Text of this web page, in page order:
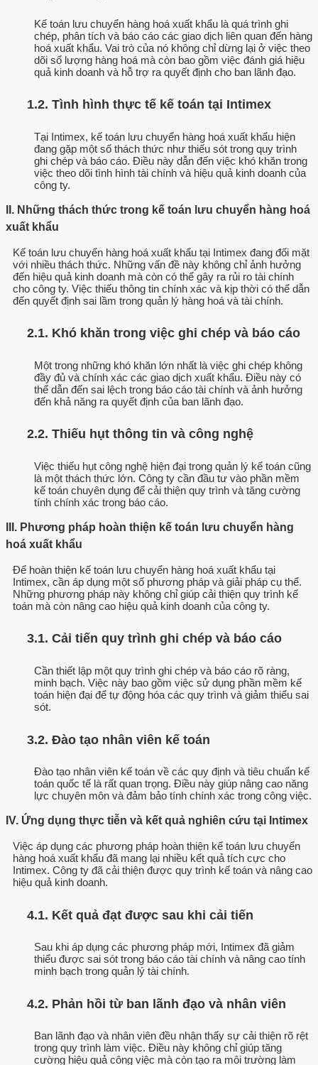
Kế toán lưu chuyển hàng hoá xuất khẩu là quá trình ghi
chép, phân tích và báo cáo các giao dịch liên quan đến hàng
hoá xuất khẩu. Vai trò của nó không chỉ dừng lại ở việc theo
dõi số lượng hàng hoá mà còn bao gồm việc đánh giá hiệu
quả kinh doanh và hỗ trợ ra quyết định cho ban lãnh đạo.
1.2. Tình hình thực tế kế toán tại Intimex
Tại Intimex, kế toán lưu chuyển hàng hoá xuất khẩu hiện
đang gặp một số thách thức như thiếu sót trong quy trình
ghi chép và báo cáo. Điều này dẫn đến việc khó khăn trong
việc theo dõi tình hình tài chính và hiệu quả kinh doanh của
công ty.
II. Những thách thức trong kế toán lưu chuyển hàng hoá
xuất khẩu
Kế toán lưu chuyển hàng hoá xuất khẩu tại Intimex đang đối mặt
với nhiều thách thức. Những vấn đề này không chỉ ảnh hưởng
đến hiệu quả kinh doanh mà còn có thể gây ra rủi ro tài chính
cho công ty. Việc thiếu thông tin chính xác và kịp thời có thể dẫn
đến quyết định sai lầm trong quản lý hàng hoá và tài chính.
2.1. Khó khăn trong việc ghi chép và báo cáo
Một trong những khó khăn lớn nhất là việc ghi chép không
đầy đủ và chính xác các giao dịch xuất khẩu. Điều này có
thể dẫn đến sai lệch trong báo cáo tài chính và ảnh hưởng
đến khả năng ra quyết định của ban lãnh đạo.
2.2. Thiếu hụt thông tin và công nghệ
Việc thiếu hụt công nghệ hiện đại trong quản lý kế toán cũng
là một thách thức lớn. Công ty cần đầu tư vào phần mềm
kế toán chuyên dụng để cải thiện quy trình và tăng cường
tính chính xác trong báo cáo.
III. Phương pháp hoàn thiện kế toán lưu chuyển hàng
hoá xuất khẩu
Để hoàn thiện kế toán lưu chuyển hàng hoá xuất khẩu tại
Intimex, cần áp dụng một số phương pháp và giải pháp cụ thể.
Những phương pháp này không chỉ giúp cải thiện quy trình kế
toán mà còn nâng cao hiệu quả kinh doanh của công ty.
3.1. Cải tiến quy trình ghi chép và báo cáo
Cần thiết lập một quy trình ghi chép và báo cáo rõ ràng,
minh bạch. Việc này bao gồm việc sử dụng phần mềm kế
toán hiện đại để tự động hóa các quy trình và giảm thiểu sai
sót.
3.2. Đào tạo nhân viên kế toán
Đào tạo nhân viên kế toán về các quy định và tiêu chuẩn kế
toán quốc tế là rất quan trọng. Điều này giúp nâng cao năng
lực chuyên môn và đảm bảo tính chính xác trong công việc.
IV. Ứng dụng thực tiễn và kết quả nghiên cứu tại Intimex
Việc áp dụng các phương pháp hoàn thiện kế toán lưu chuyển
hàng hoá xuất khẩu đã mang lại nhiều kết quả tích cực cho
Intimex. Công ty đã cải thiện được quy trình kế toán và nâng cao
hiệu quả kinh doanh.
4.1. Kết quả đạt được sau khi cải tiến
Sau khi áp dụng các phương pháp mới, Intimex đã giảm
thiểu được sai sót trong báo cáo tài chính và nâng cao tính
minh bạch trong quản lý tài chính.
4.2. Phản hồi từ ban lãnh đạo và nhân viên
Ban lãnh đạo và nhân viên đều nhận thấy sự cải thiện rõ rệt
trong quy trình làm việc. Điều này không chỉ giúp tăng
cường hiệu quả công việc mà còn tạo ra môi trường làm